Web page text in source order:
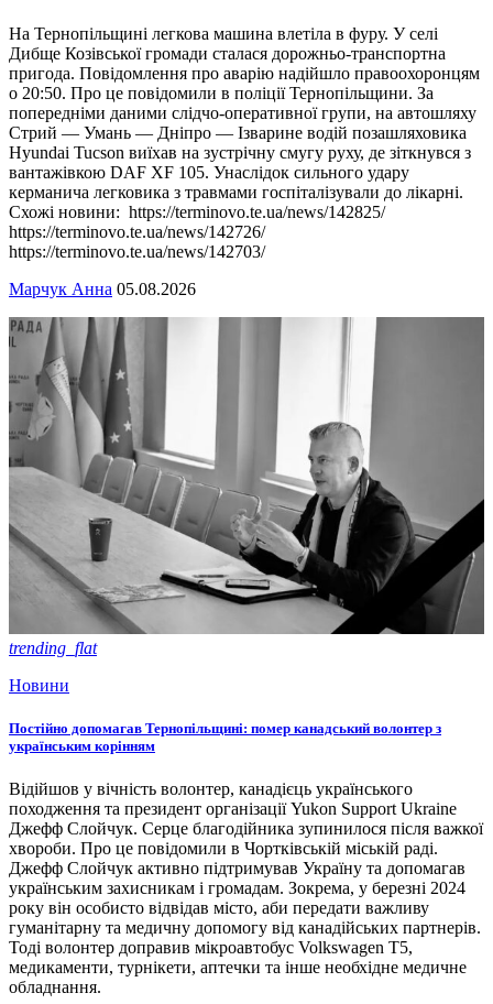
На Тернопільщині легкова машина влетіла в фуру. У селі
Дибще Козівської громади сталася дорожньо-транспортна
пригода. Повідомлення про аварію надійшло правоохоронцям
о 20:50. Про це повідомили в поліції Тернопільщини. За
попередніми даними слідчо-оперативної групи, на автошляху
Стрий — Умань — Дніпро — Ізварине водій позашляховика
Hyundai Tucson виїхав на зустрічну смугу руху, де зіткнувся з
вантажівкою DAF ХF 105. Унаслідок сильного удару
керманича легковика з травмами госпіталізували до лікарні.
Схожі новини: https://terminovo.te.ua/news/142825/
https://terminovo.te.ua/news/142726/
https://terminovo.te.ua/news/142703/
Марчук Анна 05.08.2026
trending_flat
Новини
Постійно допомагав Тернопільщині: помер канадський волонтер з
українським корінням
Відійшов у вічність волонтер, канадієць українського
походження та президент організації Yukon Support Ukraine
Джефф Слойчук. Серце благодійника зупинилося після важкої
хвороби. Про це повідомили в Чортківській міській раді.
Джефф Слойчук активно підтримував Україну та допомагав
українським захисникам і громадам. Зокрема, у березні 2024
року він особисто відвідав місто, аби передати важливу
гуманітарну та медичну допомогу від канадійських партнерів.
Тоді волонтер доправив мікроавтобус Volkswagen T5,
медикаменти, турнікети, аптечки та інше необхідне медичне
обладнання.